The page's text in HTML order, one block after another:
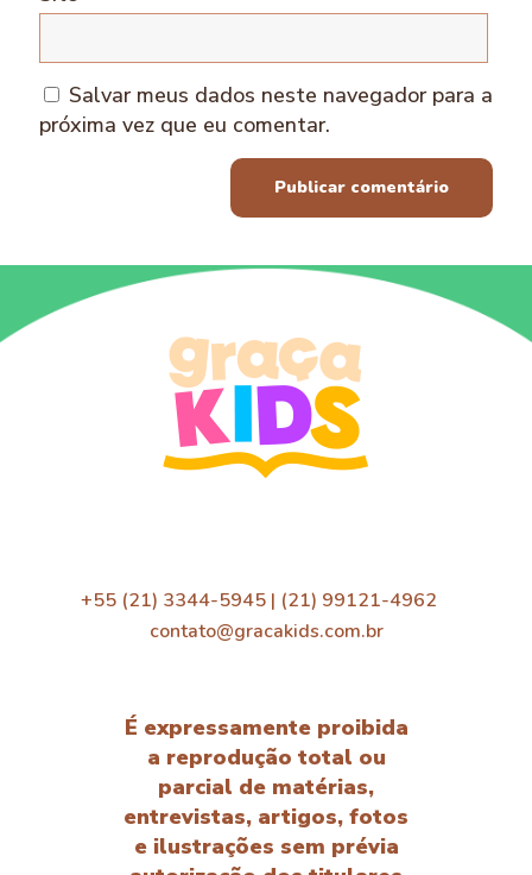
Salvar meus dados neste navegador para a
próxima vez que eu comentar.
+55 (21) 3344-5945 | (21) 99121-4962
contato@gracakids.com.br
É expressamente proibida
a reprodução total ou
parcial de matérias,
entrevistas, artigos, fotos
e ilustrações sem prévia